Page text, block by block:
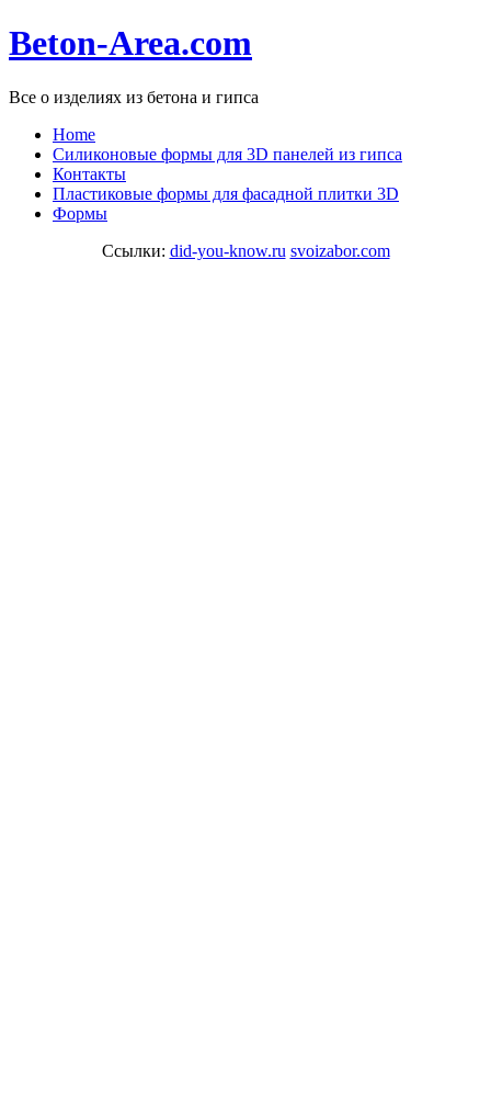
Beton-Area.com
Все о изделиях из бетона и гипса
Home
Cиликоновые формы для 3D панелей из гипса
Контакты
Пластиковые формы для фасадной плитки 3D
Формы
Ссылки: did-you-know.ru svoizabor.com